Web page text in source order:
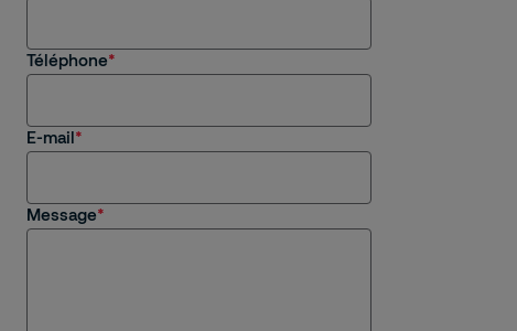
Téléphone
E-mail
Message